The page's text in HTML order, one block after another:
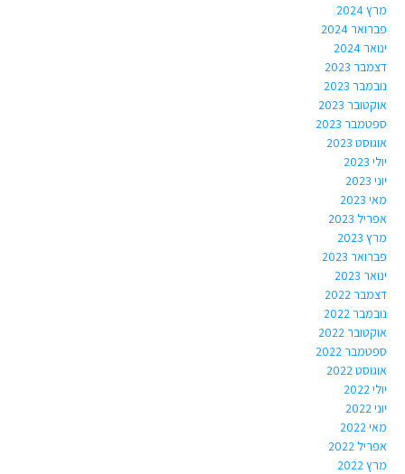
מרץ 2024
פברואר 2024
ינואר 2024
דצמבר 2023
נובמבר 2023
אוקטובר 2023
ספטמבר 2023
אוגוסט 2023
יולי 2023
יוני 2023
מאי 2023
אפריל 2023
מרץ 2023
פברואר 2023
ינואר 2023
דצמבר 2022
נובמבר 2022
אוקטובר 2022
ספטמבר 2022
אוגוסט 2022
יולי 2022
יוני 2022
מאי 2022
אפריל 2022
מרץ 2022